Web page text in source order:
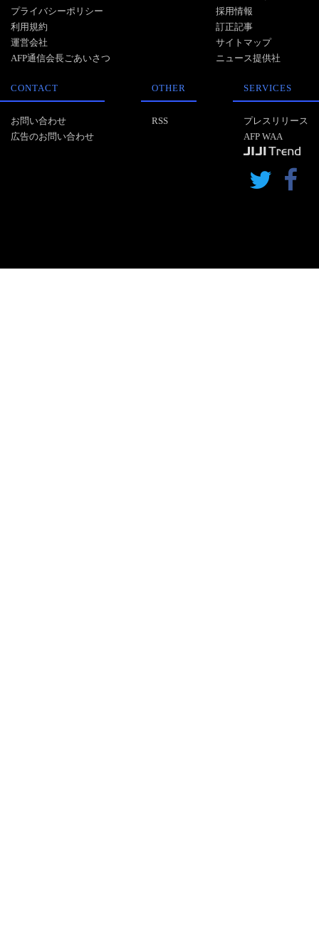
プライバシーポリシー
利用規約
運営会社
AFP通信会長ごあいさつ
採用情報
訂正記事
サイトマップ
ニュース提供社
CONTACT
お問い合わせ
広告のお問い合わせ
OTHER
RSS
SERVICES
プレスリリース
AFP WAA